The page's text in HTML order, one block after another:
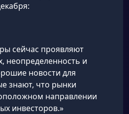
сейчас проявляют
неопределенность и
новости для
знают, что рынки
направлении
инвесторов.»